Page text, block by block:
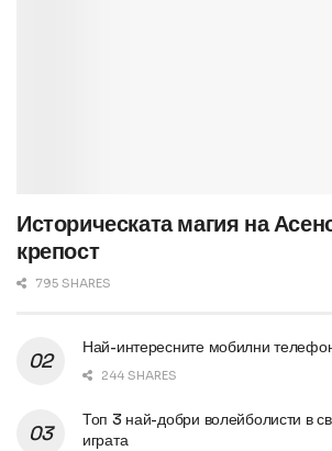
Историческата магия на
крепост
795 SHARES
Най-интересните мобилни
244 SHARES
Топ 3 най-добри волейболисти в
играта